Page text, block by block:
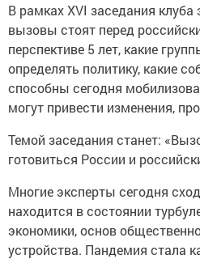
В рамках XVI заседания клуба
вызовы стоят перед
перспективе 5 лет, какие
определять политику, какие
способны сегодня
могут привести изменения,
Темой заседания станет:
готовиться России и
Многие эксперты сегодня
находится в состоянии
экономики, основ
устройства. Пандемия стала